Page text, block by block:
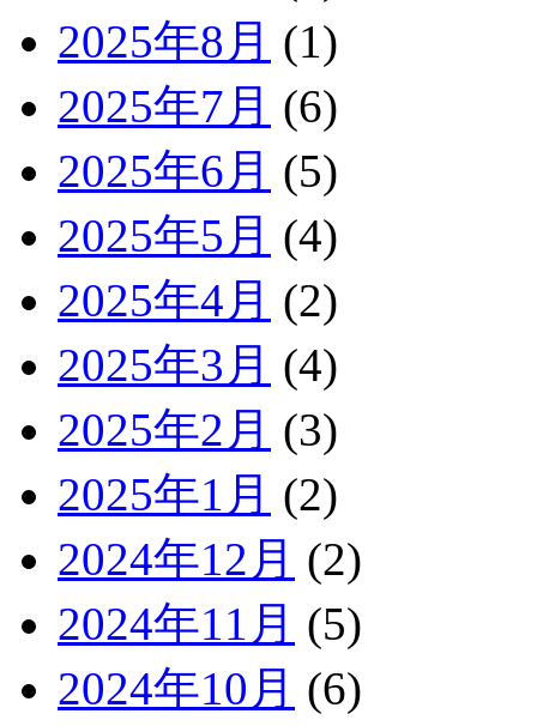
2025年8月 (1)
2025年7月 (6)
2025年6月 (5)
2025年5月 (4)
2025年4月 (2)
2025年3月 (4)
2025年2月 (3)
2025年1月 (2)
2024年12月 (2)
2024年11月 (5)
2024年10月 (6)